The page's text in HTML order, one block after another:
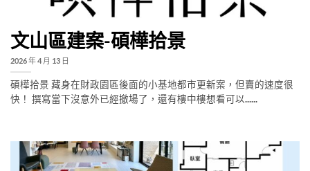
文山區建案-碩樺拾景
2026 年 4 月 13 日
碩樺拾景 藏身在財政園區後面的小基地都市更新案，但賣的速度很
快！ 撰寫當下沒意外已經撤場了，還有樓中樓想看可以......